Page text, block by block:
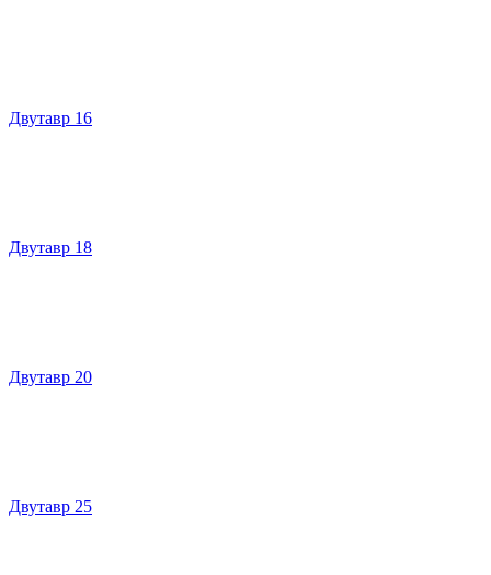
Двутавр 16
Двутавр 18
Двутавр 20
Двутавр 25